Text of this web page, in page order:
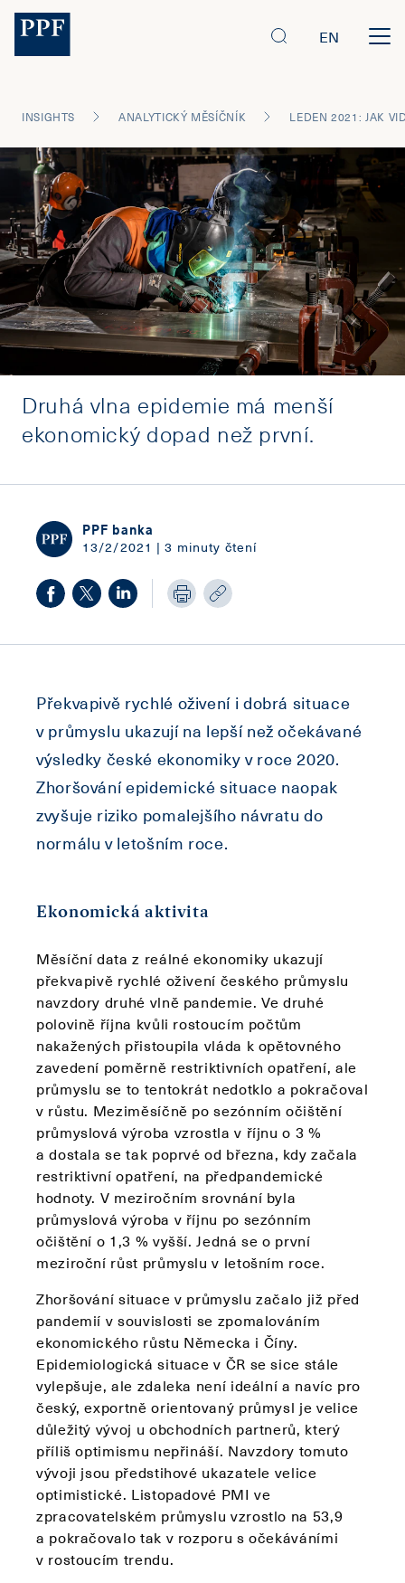
EN
INSIGHTS ANALYTICKÝ MĚSÍČNÍK
Druhá vlna epidemie má menší
ekonomický dopad než první.
PPF banka
13/2/2021 | 3 minuty čtení
Překvapivě rychlé oživení i dobrá situace
v průmyslu ukazují na lepší než očekávané
výsledky české ekonomiky v roce 2020.
Zhoršování epidemické situace naopak
zvyšuje riziko pomalejšího návratu do
normálu v letošním roce.
Ekonomická aktivita
Měsíční data z reálné ekonomiky ukazují
překvapivě rychlé oživení českého průmyslu
navzdory druhé vlně pandemie. Ve druhé
polovině října kvůli rostoucím počtům
nakažených přistoupila vláda k opětovného
zavedení poměrně restriktivních opatření, ale
průmyslu se to tentokrát nedotklo a pokračoval
v růstu. Meziměsíčně po sezónním očištění
průmyslová výroba vzrostla v říjnu o 3 %
a dostala se tak poprvé od března, kdy začala
restriktivní opatření, na předpandemické
hodnoty. V meziročním srovnání byla
průmyslová výroba v říjnu po sezónním
očištění o 1,3 % vyšší. Jedná se o první
meziroční růst průmyslu v letošním roce.
Zhoršování situace v průmyslu začalo již před
pandemií v souvislosti se zpomalováním
ekonomického růstu Německa i Číny.
Epidemiologická situace v ČR se sice stále
vylepšuje, ale zdaleka není ideální a navíc pro
český, exportně orientovaný průmysl je velice
důležitý vývoj u obchodních partnerů, který
příliš optimismu nepřináší. Navzdory tomuto
vývoji jsou předstihové ukazatele velice
optimistické. Listopadové PMI ve
zpracovatelském průmyslu vzrostlo na 53,9
a pokračovalo tak v rozporu s očekáváními
v rostoucím trendu.